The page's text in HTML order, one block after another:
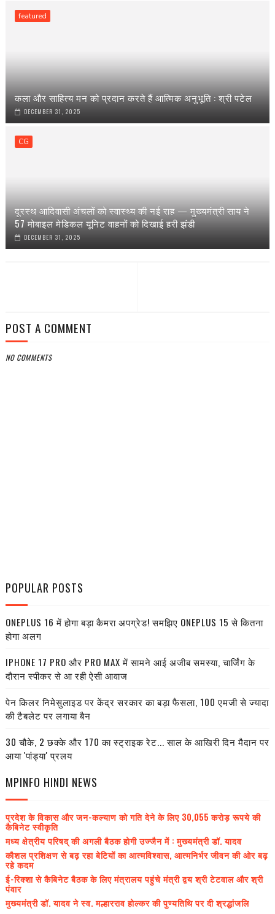
featured
कला और साहित्य मन को प्रदान करते हैं आत्मिक अनुभूति : श्री पटेल
DECEMBER 31, 2025
CG
दूरस्थ आदिवासी अंचलों को स्वास्थ्य की नई राह — मुख्यमंत्री साय ने
57 मोबाइल मेडिकल यूनिट वाहनों को दिखाई हरी झंडी
DECEMBER 31, 2025
POST A COMMENT
NO COMMENTS
POPULAR POSTS
ONEPLUS 16 में होगा बड़ा कैमरा अपग्रेड! समझिए ONEPLUS 15 से कितना
होगा अलग
IPHONE 17 PRO और PRO MAX में सामने आई अजीब समस्या, चार्जिंग के
दौरान स्पीकर से आ रही ऐसी आवाज
पेन किलर निमेसुलाइड पर केंद्र सरकार का बड़ा फैसला, 100 एमजी से ज्यादा
की टैबलेट पर लगाया बैन
30 चौके, 2 छक्के और 170 का स्ट्राइक रेट... साल के आखिरी दिन मैदान पर
आया 'पांड्या' प्रलय
MPINFO HINDI NEWS
प्रदेश के विकास और जन-कल्याण को गति देने के लिए 30,055 करोड़ रूपये की
कैबिनेट स्वीकृति
मध्य क्षेत्रीय परिषद् की अगली बैठक होगी उज्जैन में : मुख्यमंत्री डॉ. यादव
कौशल प्रशिक्षण से बढ़ रहा बेटियों का आत्मविश्वास, आत्मनिर्भर जीवन की ओर बढ़
रहे कदम
ई-रिक्शा से कैबिनेट बैठक के लिए मंत्रालय पहुंचे मंत्री द्वय श्री टेटवाल और श्री
पंवार
मुख्यमंत्री डॉ. यादव ने स्व. मल्हारराव होल्कर की पुण्यतिथि पर दी श्रद्धांजलि